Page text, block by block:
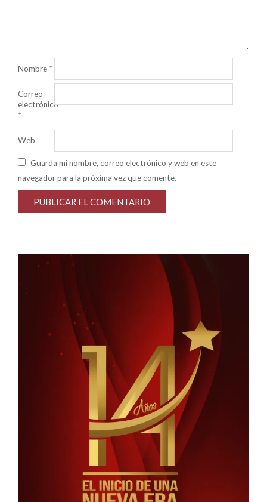
Nombre *
Correo
electrónico
*
Web
Guarda mi nombre, correo electrónico y web en este
navegador para la próxima vez que comente.